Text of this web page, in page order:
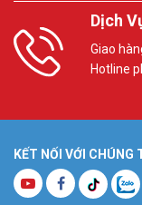
Dịch
Giao
Hotline
KẾT NỐI VỚI CHÚNG